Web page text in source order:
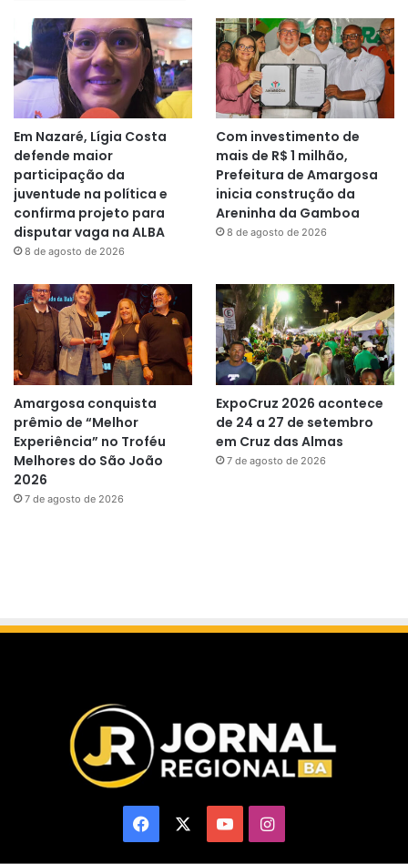
Em Nazaré, Lígia Costa
defende maior
participação da
juventude na política e
confirma projeto para
disputar vaga na ALBA
8 de agosto de 2026
Com investimento de
mais de R$ 1 milhão,
Prefeitura de Amargosa
inicia construção da
Areninha da Gamboa
8 de agosto de 2026
Amargosa conquista
prêmio de “Melhor
Experiência” no Troféu
Melhores do São João
2026
7 de agosto de 2026
ExpoCruz 2026 acontece
de 24 a 27 de setembro
em Cruz das Almas
7 de agosto de 2026
Facebook YouTubeInstagram